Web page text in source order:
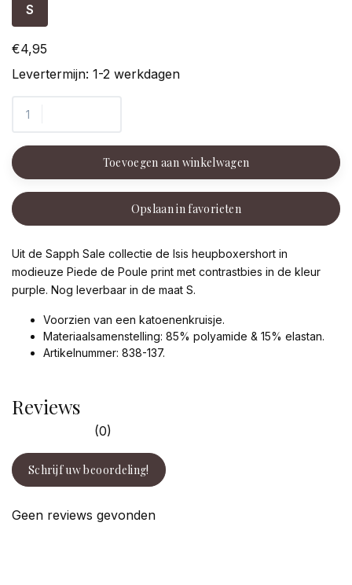
S
€4,95
Levertermijn: 1-2 werkdagen
Toevoegen aan winkelwagen
Opslaan in favorieten
Uit de Sapph Sale collectie de Isis heupboxershort in
modieuze Piede de Poule print met contrastbies in de kleur
purple. Nog leverbaar in de maat S.
Voorzien van een katoenenkruisje.
Materiaalsamenstelling: 85% polyamide & 15% elastan.
Artikelnummer: 838-137.
Reviews
(0)
Schrijf uw beoordeling!
Geen reviews gevonden